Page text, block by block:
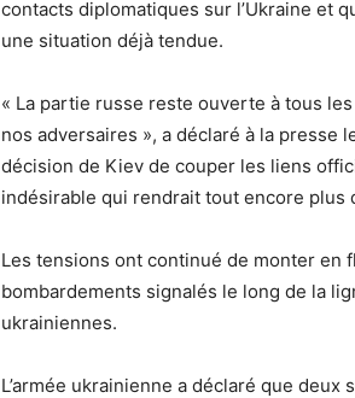
contacts diplomatiques sur l’Ukraine et
une situation déjà tendue.
« La partie russe reste ouverte à tous
nos adversaires », a déclaré à la presse
décision de Kiev de couper les liens
indésirable qui rendrait tout encore plus
Les tensions ont continué de monter en
bombardements signalés le long de la
ukrainiennes.
L’armée ukrainienne a déclaré que